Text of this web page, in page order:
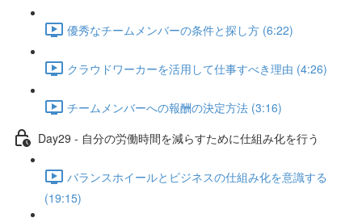
優秀なチームメンバーの条件と探し方 (6:22)
クラウドワーカーを活用して仕事すべき理由 (4:26)
チームメンバーへの報酬の決定方法 (3:16)
Day29 - 自分の労働時間を減らすために仕組み化を行う
バランスホイールとビジネスの仕組み化を意識する
(19:15)